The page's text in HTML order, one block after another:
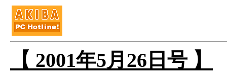
【 2001年5月26日号 】